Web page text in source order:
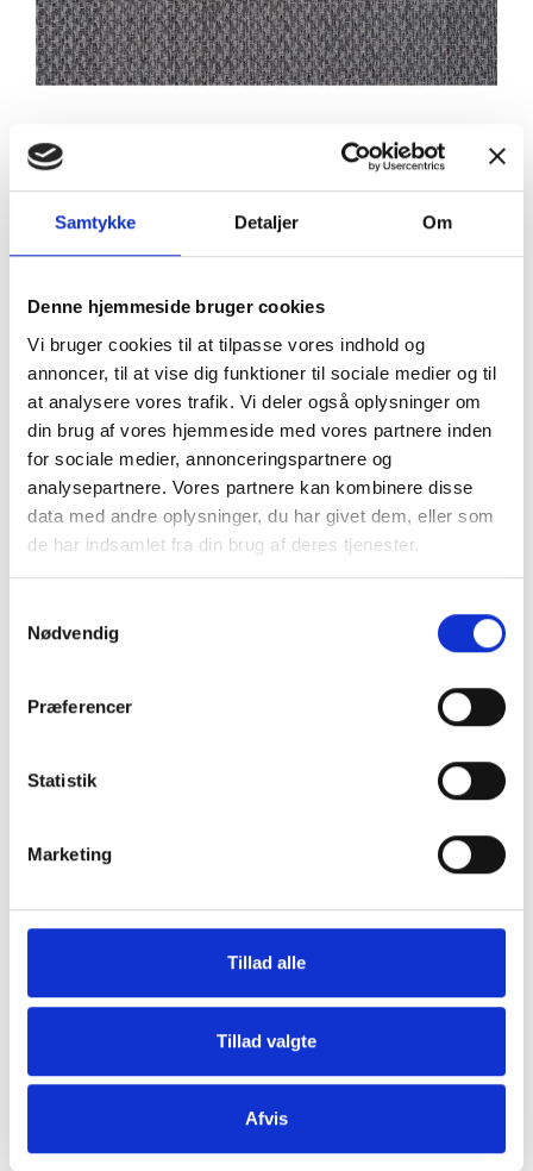
Samtykke Detaljer Om
Denne hjemmeside bruger cookies
Vi bruger cookies til at tilpasse vores indhold og
annoncer, til at vise dig funktioner til sociale medier og til
at analysere vores trafik. Vi deler også oplysninger om
din brug af vores hjemmeside med vores partnere inden
for sociale medier, annonceringspartnere og
analysepartnere. Vores partnere kan kombinere disse
data med andre oplysninger, du har givet dem, eller som
de har indsamlet fra din brug af deres tjenester.
Nødvendig
Præferencer
Statistik
Marketing
Tillad alle
Tillad valgte
Afvis
Tæppe Dawn 3,0 x 5,5
1.506,00
+
+